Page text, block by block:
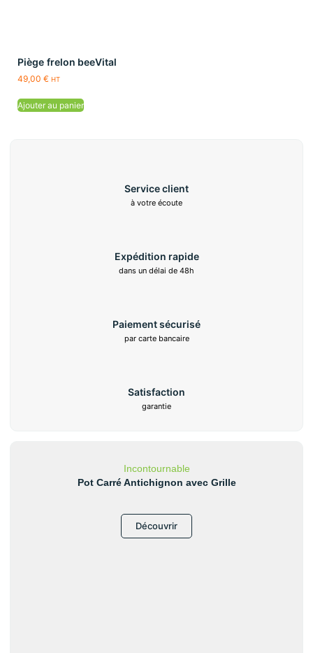
Service client
à votre écoute
Expédition rapide
dans un délai de 48h
Paiement sécurisé
par carte bancaire
Satisfaction
garantie
Incontournable
Pot Carré Antichignon avec Grille
Découvrir
Piège frelon beeVital
49,00 € HT
Ajouter au panier